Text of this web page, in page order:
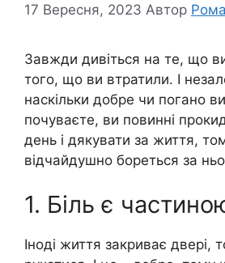
17 Вересня, 2023 Автор
Завжди дивіться на те, що
того, що ви втратили. І
наскільки добре чи погано
почуваєте, ви повинні
день і дякувати за життя,
відчайдушно бореться за
1. Бiль є
Іноді життя закриває двері,